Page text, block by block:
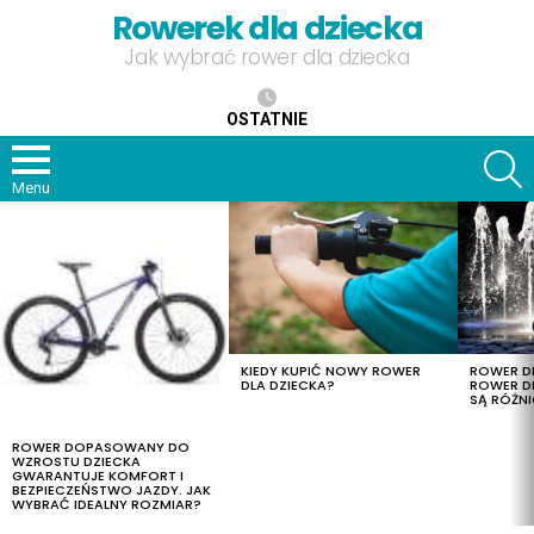
Rowerek dla dziecka
Jak wybrać rower dla dziecka
OSTATNIE
Menu
ROWER DOPASOWANY DO
WZROSTU DZIECKA
GWARANTUJE KOMFORT I
BEZPIECZEŃSTWO JAZDY. JAK
WYBRAĆ IDEALNY ROZMIAR?
KIEDY KUPIĆ NOWY ROWER
DLA DZIECKA?
ROWER
ROWER
SĄ